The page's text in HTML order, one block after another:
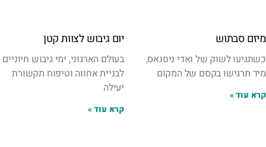
מיזם סבתוש
כשתגיעו לשוק של ואדי ניסנאס,
מיד תרגישו בקסם של המקום
קרא עוד »
יום גיבוש לצוות קטן
בעולם הארגוני, ימי גיבוש חיוניים
לבניית אחווה וטיפוח תקשורת
יעילה
קרא עוד »